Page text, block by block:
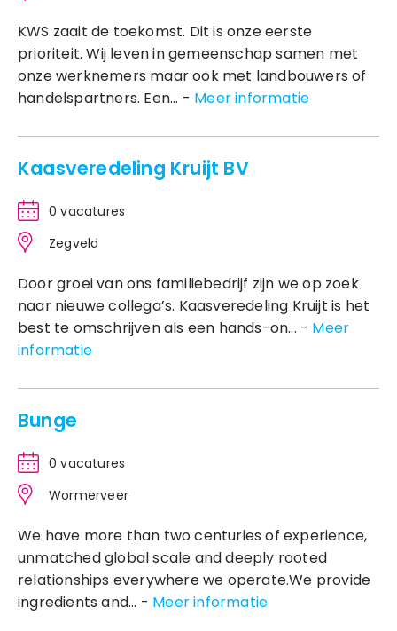
KWS zaait de toekomst. Dit is onze eerste
prioriteit. Wij leven in gemeenschap samen met
onze werknemers maar ook met landbouwers of
handelspartners. Een... - Meer informatie
Kaasveredeling Kruijt BV
0 vacatures
Zegveld
Door groei van ons familiebedrijf zijn we op zoek
naar nieuwe collega’s. Kaasveredeling Kruijt is het
best te omschrijven als een hands-on... - Meer
informatie
Bunge
0 vacatures
Wormerveer
We have more than two centuries of experience,
unmatched global scale and deeply rooted
relationships everywhere we operate.We provide
ingredients and... - Meer informatie